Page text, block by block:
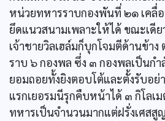
หน่วยทหารราบกองพันที่ ๒๑ เคลื่
ยึดแนวสนามเพลาะให้ได้ ขณะเดี
เจ้าชายวิลเฮล์มก็บุกโจมตีด้านข้า
ราบ ๖ กองพล ซึ่ง ๓ กองพลเป็นกำ
ยอมถอยทั้งยิงตอบโต้และตั้งรับอย่
แรกเยอรมนีรุกคืบหน้าได้ ๓ กิโลเ
ทหารเป็นจำนวนมากแต่ฝรั่งเศสสู